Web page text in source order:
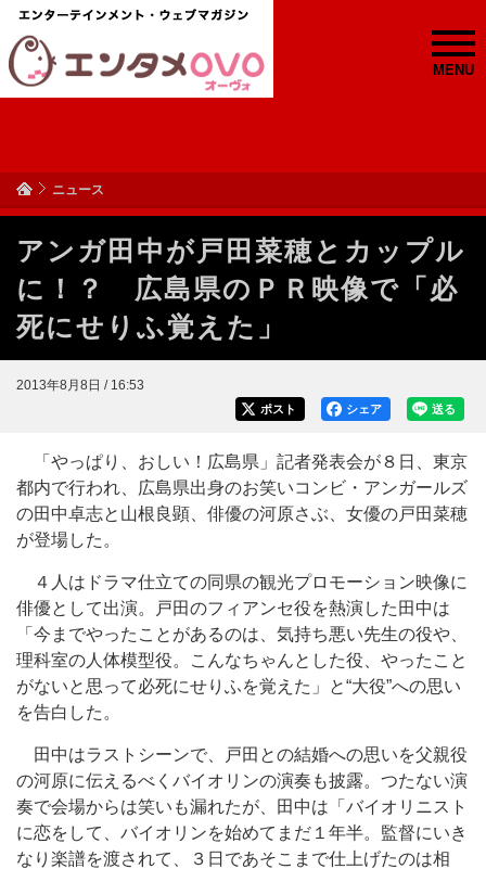
MENU
ニュース
アンガ田中が戸田菜穂とカップル
に！？ 広島県のＰＲ映像で「必
死にせりふ覚えた」
2013年8月8日 / 16:53
送る
シェア
ポスト
「やっぱり、おしい！広島県」記者発表会が８日、東京
都内で行われ、広島県出身のお笑いコンビ・アンガールズ
の田中卓志と山根良顕、俳優の河原さぶ、女優の戸田菜穂
が登場した。
４人はドラマ仕立ての同県の観光プロモーション映像に
俳優として出演。戸田のフィアンセ役を熱演した田中は
「今までやったことがあるのは、気持ち悪い先生の役や、
理科室の人体模型役。こんなちゃんとした役、やったこと
がないと思って必死にせりふを覚えた」と“大役”への思い
を告白した。
田中はラストシーンで、戸田との結婚への思いを父親役
の河原に伝えるべくバイオリンの演奏も披露。つたない演
奏で会場からは笑いも漏れたが、田中は「バイオリニスト
に恋をして、バイオリンを始めてまだ１年半。監督にいき
なり楽譜を渡されて、３日であそこまで仕上げたのは相